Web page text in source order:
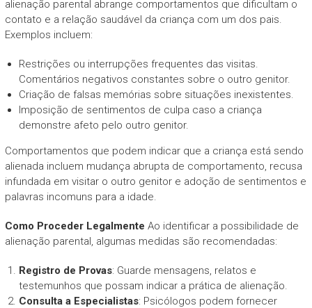
alienação parental abrange comportamentos que dificultam o
contato e a relação saudável da criança com um dos pais.
Exemplos incluem:
Restrições ou interrupções frequentes das visitas.
Comentários negativos constantes sobre o outro genitor.
Criação de falsas memórias sobre situações inexistentes.
Imposição de sentimentos de culpa caso a criança
demonstre afeto pelo outro genitor.
Comportamentos que podem indicar que a criança está sendo
alienada incluem mudança abrupta de comportamento, recusa
infundada em visitar o outro genitor e adoção de sentimentos e
palavras incomuns para a idade.
Como Proceder Legalmente Ao identificar a possibilidade de
alienação parental, algumas medidas são recomendadas:
Registro de Provas: Guarde mensagens, relatos e
testemunhos que possam indicar a prática de alienação.
Consulta a Especialistas: Psicólogos podem fornecer